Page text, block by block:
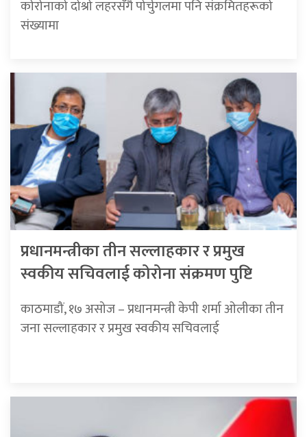
कोरोनाको दोश्रो लहरसँगै पोर्चुगलमा पनि संक्रमितहरूको
संख्यामा
प्रधानमन्त्रीका तीन सल्लाहकार र प्रमुख
स्वकीय सचिवलाई कोरोना संक्रमण पुष्टि
काठमाडौं, १७ असोज – प्रधानमन्त्री केपी शर्मा ओलीका तीन
जना सल्लाहकार र प्रमुख स्वकीय सचिवलाई